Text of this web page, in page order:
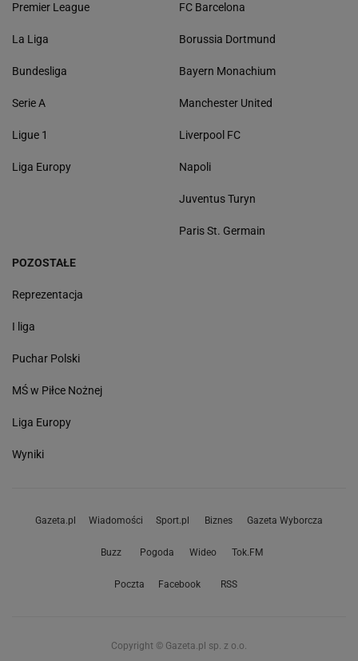
Premier League
La Liga
Bundesliga
Serie A
Ligue 1
Liga Europy
FC Barcelona
Borussia Dortmund
Bayern Monachium
Manchester United
Liverpool FC
Napoli
Juventus Turyn
Paris St. Germain
POZOSTAŁE
Reprezentacja
I liga
Puchar Polski
MŚ w Piłce Nożnej
Liga Europy
Wyniki
Gazeta.pl Wiadomości Sport.pl Biznes Gazeta Wyborcza
Buzz Pogoda Wideo Tok.FM
Poczta Facebook RSS
Copyright © Gazeta.pl sp. z o.o.